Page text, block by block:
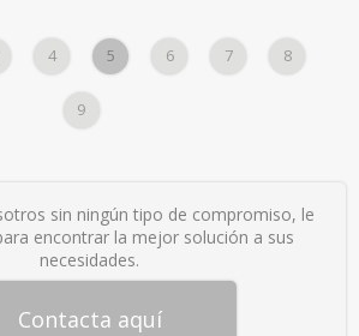
4 5 6 7 8
9
sin ningún tipo de compromiso, le
encontrar la mejor solución a sus
necesidades.
Contacta aquí